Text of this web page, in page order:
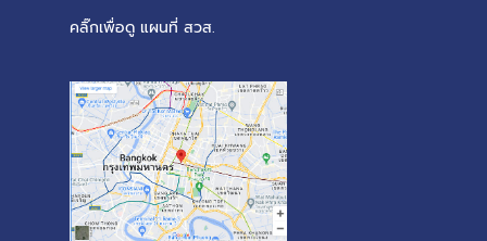
คลิ๊กเพื่อดู แผนที่ สวส.